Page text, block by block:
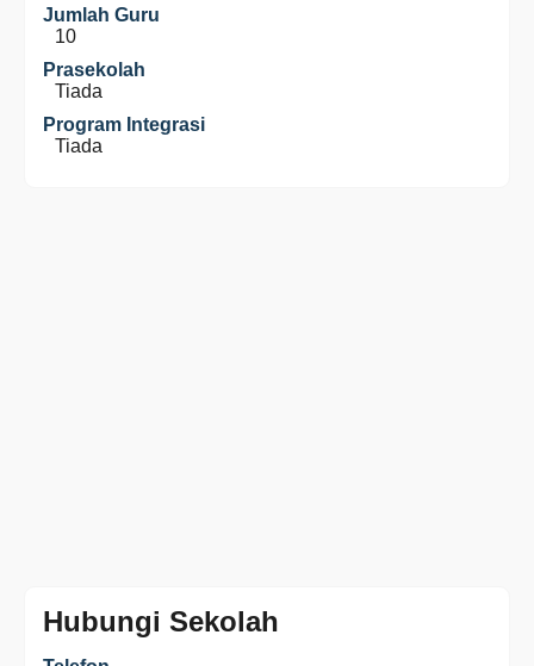
Jumlah Guru
10
Prasekolah
Tiada
Program Integrasi
Tiada
Hubungi Sekolah